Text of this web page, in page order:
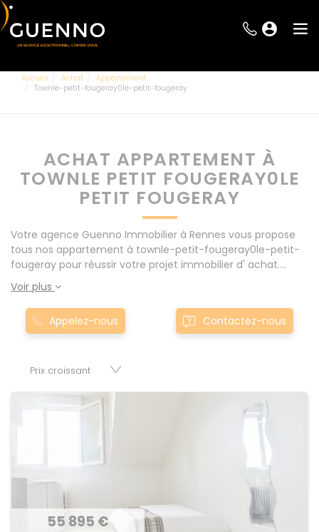
Accueil Achat
Appartement
Townle-petit-fougeray0le-petit-fougeray
ACHAT APPARTEMENT À
TOWNLE PETIT FOUGERAY0LE
PETIT FOUGERAY
Votre agence Guenno Immobilier à Rennes vous propose
tous nos appartement à townle-petit-fougeray0le-petit-
fougeray pour réussir votre projet immobilier d' achat.
Consultez l'ensemble de nos offres à Rennes mais
également aux alentours : Le Rheu, Pacé, Montgermont...
Nos appartement à townle-petit-fougeray0le-petit-
fougeray sont proposés au meilleur prix du marché pour
cessions de baux, fonds de commerces, appartements,
Voir plus
Appelez-nous Contactez-nous
55 895 €